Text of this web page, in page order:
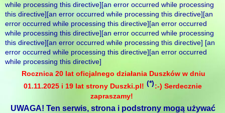
while processing this directive][an error occurred while processing
this directive][an error occurred while processing this directive][an
error occurred while processing this directive][an error occurred
while processing this directive][an error occurred while processing
this directive][an error occurred while processing this directive] [an
error occurred while processing this directive][an error occurred
while processing this directive]
Rocznica 20 lat oficjalnego działania Duszków w dniu
01.11.2025 i 19 lat strony Duszki.pl! (*):-) Serdecznie
zapraszamy!
UWAGA! Ten serwis, strona i podstrony mogą używać